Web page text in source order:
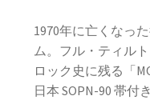
1970年に亡くなっ
ム。フル・ティル
ロック史に残る「
日本 SOPN-90 帯付